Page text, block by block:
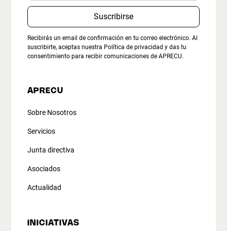
Recibirás un email de confirmación en tu correo electrónico. Al
suscribirte, aceptas nuestra Política de privacidad y das tu
consentimiento para recibir comunicaciones de APRECU.
APRECU
Sobre Nosotros
Servicios
Junta directiva
Asociados
Actualidad
INICIATIVAS